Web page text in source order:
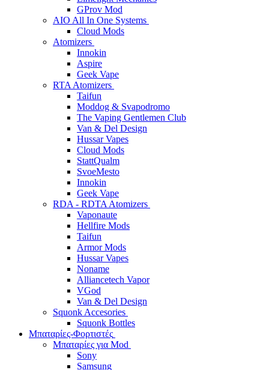
GProv Mod
AIO All In One Systems
Cloud Mods
Atomizers
Innokin
Aspire
Geek Vape
RTA Atomizers
Taifun
Moddog & Svapodromo
The Vaping Gentlemen Club
Van & Del Design
Hussar Vapes
Cloud Mods
StattQualm
SvoeMesto
Innokin
Geek Vape
RDA - RDTA Atomizers
Vaponaute
Hellfire Mods
Taifun
Armor Mods
Hussar Vapes
Noname
Alliancetech Vapor
VGod
Van & Del Design
Squonk Accesories
Squonk Bottles
Μπαταρίες-Φορτιστές
Μπαταρίες για Mod
Sony
Samsung